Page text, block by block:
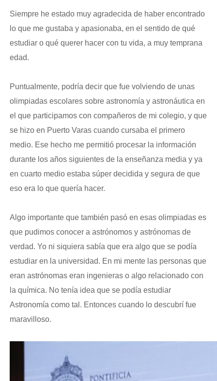
Siempre he estado muy agradecida de haber encontrado
lo que me gustaba y apasionaba, en el sentido de qué
estudiar o qué querer hacer con tu vida, a muy temprana
edad.
Puntualmente, podría decir que fue volviendo de unas
olimpiadas escolares sobre astronomía y astronáutica en
el que participamos con compañeros de mi colegio, y que
se hizo en Puerto Varas cuando cursaba el primero
medio. Ese hecho me permitió procesar la información
durante los años siguientes de la enseñanza media y ya
en cuarto medio estaba súper decidida y segura de que
eso era lo que quería hacer.
Algo importante que también pasó en esas olimpiadas es
que pudimos conocer a astrónomos y astrónomas de
verdad. Yo ni siquiera sabía que era algo que se podía
estudiar en la universidad. En mi mente las personas que
eran astrónomas eran ingenieras o algo relacionado con
la química. No tenía idea que se podía estudiar
Astronomía como tal. Entonces cuando lo descubrí fue
maravilloso.